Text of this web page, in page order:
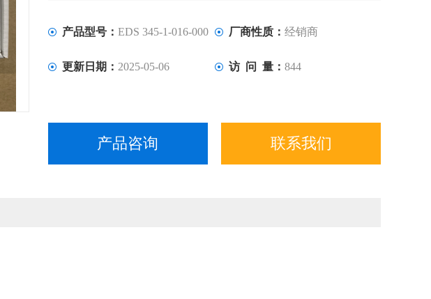
而且其功耗小、可靠性高。
产品型号： EDS 345-1-016-000 厂商性质： 经销商
更新日期： 2025-05-06 访 问 量： 844
产品咨询 联系我们